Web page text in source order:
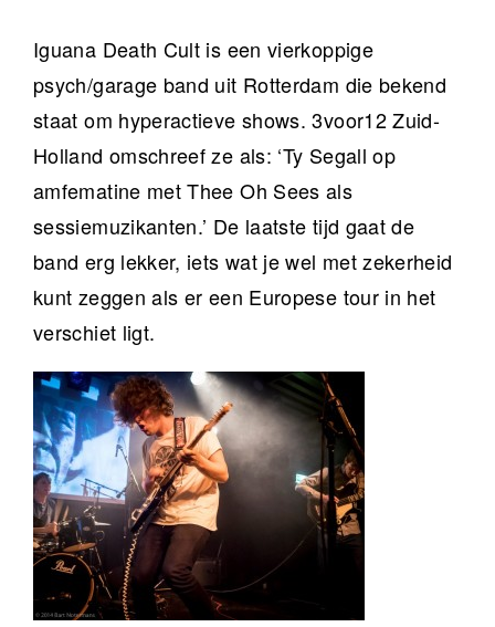
Iguana Death Cult is een vierkoppige
psych/garage band uit Rotterdam die bekend
staat om hyperactieve shows. 3voor12 Zuid-
Holland omschreef ze als: ‘Ty Segall op
amfematine met Thee Oh Sees als
sessiemuzikanten.’ De laatste tijd gaat de
band erg lekker, iets wat je wel met zekerheid
kunt zeggen als er een Europese tour in het
verschiet ligt.